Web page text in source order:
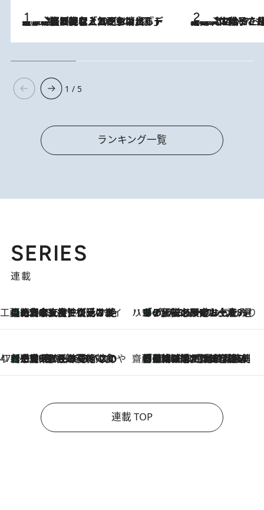
2026.8.5
【なぜ吉沢亮は「気配を消せる」のか？】興行収入208億の『国宝』を経て挑むミュージカル『ディア・エヴァン・ハンセン』。トップ俳優が舞台上でさらけ出した“孤独”とは 2026.8.5
【阿川佐和子さんの年とる力】なぜ70代で始めた趣味は“こんなに楽しい”のか？ ピアノ、俳句…スランプに陥っても続けられる“ある秘訣”とは
1 / 5
ランキング一覧
SERIES
連載
工藤まやのおもてなしハワイ
2026.8.6
【ハワイ土産】ローカルの絶大な支持で復活！ 絶品の幻クッキー《元ファンの日本人女性が受け継いだ名店》 ハワイ賢者 リサのお気に入りリスト2026.8.6
あの伝説の限定トートも！ リニューアルした「ディーン＆デルーカ ハワイ」で必須のお土産8選
47都道府県の手みやげ ひんやりスイーツで夏を満喫
2026.8.6
【三重県】この夏絶対食べたい 冷やしておいしいおやつ3選 お餅×アイスの新感覚スイーツ 齋藤 薫 美容脳ルネサンス
2026.8.6
「荷物が増えるほど旅ストレスは増す」美容ジャーナリストがたどり着いた最終結論。“化粧品を劇的に減らす”感動の凝縮美容とは
連載 TOP